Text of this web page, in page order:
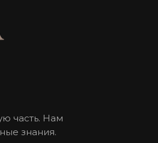
часть. Нам
знания.